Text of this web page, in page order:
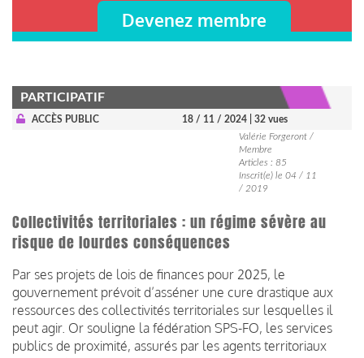
Devenez membre
PARTICIPATIF
ACCÈS PUBLIC 18 / 11 / 2024
| 32 vues
Valérie Forgeront /
Membre
Articles : 85
Inscrit(e) le 04 / 11
/ 2019
Collectivités territoriales : un régime sévère au
risque de lourdes conséquences
Par ses projets de lois de finances pour 2025, le
gouvernement prévoit d’asséner une cure drastique aux
ressources des collectivités territoriales sur lesquelles il
peut agir. Or souligne la fédération SPS-FO, les services
publics de proximité, assurés par les agents territoriaux